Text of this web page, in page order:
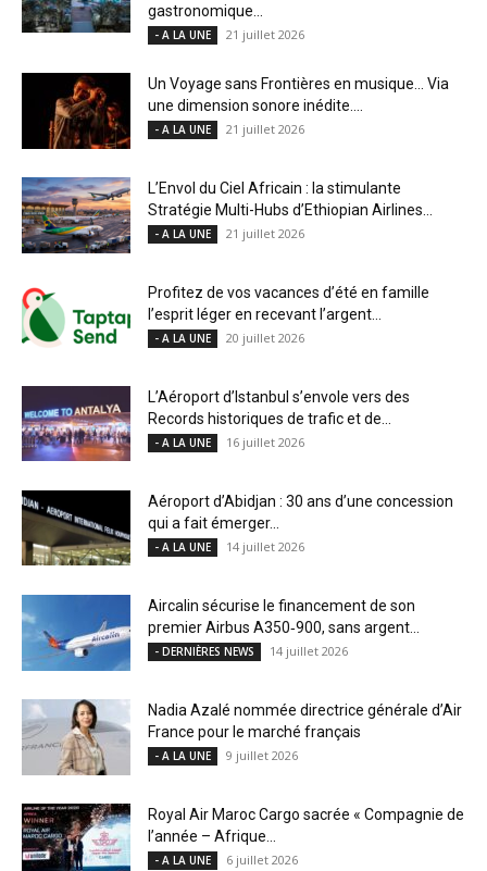
gastronomique...
- A LA UNE 21 juillet 2026
Un Voyage sans Frontières en musique… Via
une dimension sonore inédite....
- A LA UNE 21 juillet 2026
L’Envol du Ciel Africain : la stimulante
Stratégie Multi-Hubs d’Ethiopian Airlines...
- A LA UNE 21 juillet 2026
Profitez de vos vacances d’été en famille
l’esprit léger en recevant l’argent...
- A LA UNE 20 juillet 2026
L’Aéroport d’Istanbul s’envole vers des
Records historiques de trafic et de...
- A LA UNE 16 juillet 2026
Aéroport d’Abidjan : 30 ans d’une concession
qui a fait émerger...
- A LA UNE 14 juillet 2026
Aircalin sécurise le financement de son
premier Airbus A350‑900, sans argent...
- DERNIÈRES NEWS 14 juillet 2026
Nadia Azalé nommée directrice générale d’Air
France pour le marché français
- A LA UNE 9 juillet 2026
Royal Air Maroc Cargo sacrée « Compagnie de
l’année – Afrique...
- A LA UNE 6 juillet 2026